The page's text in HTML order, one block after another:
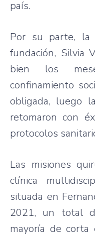
país.
Por su parte, la
fundación, Silvia
bien los
confinamiento
obligada, luego
retomaron con
protocolos
Las misiones
clínica
situada en
2021, un total
mayoría de corta